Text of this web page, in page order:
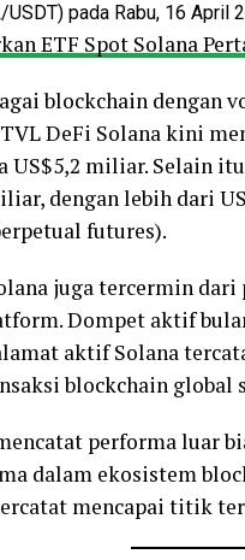
pada Rabu, 16 April
ETF Spot Solana
blockchain dengan
DeFi Solana kini
US$5,2 miliar. Selain
dengan lebih dari
futures).
juga tercermin
Dompet aktif
aktif Solana
blockchain
performa luar
dalam ekosistem
mencapai titik